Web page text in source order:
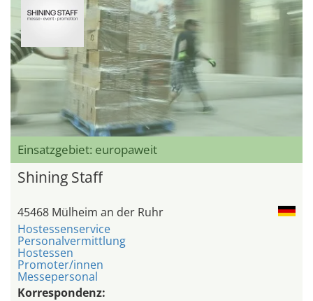
Einsatzgebiet: europaweit
Shining Staff
45468 Mülheim an der Ruhr
Hostessenservice
Personalvermittlung
Hostessen
Promoter/innen
Messepersonal
Korrespondenz: